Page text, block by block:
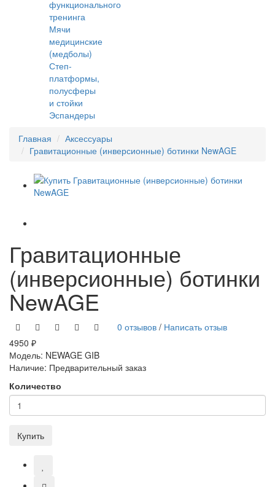
функционального
тренинга
Мячи
медицинские
(медболы)
Степ-
платформы,
полусферы
и стойки
Эспандеры
Главная
Аксессуары
Гравитационные (инверсионные) ботинки NewAGE
Гравитационные
(инверсионные) ботинки
NewAGE
0 отзывов / Написать отзыв
4950 ₽
Модель: NEWAGE GIB
Наличие: Предварительный заказ
Количество
Купить